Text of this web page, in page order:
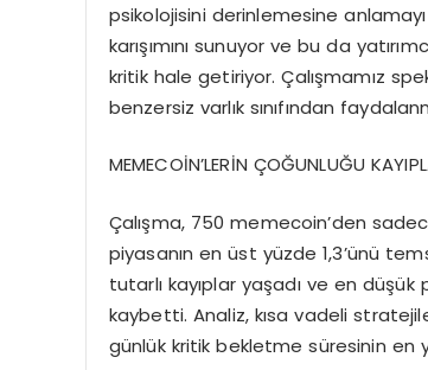
psikolojisini derinlemesine
karışımını sunuyor ve bu da
kritik hale getiriyor. Çalışmamız
benzersiz varlık sınıfından
MEMECOİN’LERİN ÇOĞUNLUĞU
Çalışma, 750 memecoin’den
piyasanın en üst yüzde 1,3’ünü
tutarlı kayıplar yaşadı ve en
kaybetti. Analiz, kısa vadeli
günlük kritik bekletme süresinin en